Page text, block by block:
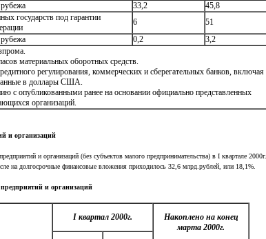
33,2
45,8
государств под гарантии
6
51
0,2
3,2
материальных оборотных средств.
регулирования, коммерческих и сберегательных банков, включая
в доллары США.
с опубликованными ранее на основании официально представленных
организаций.
и организаций
и организаций (без субъектов малого предпринимательства) в I квартале 2000г.
на долгосрочные финансовые вложения приходилось 32,6 млрд.рублей, или 18,1%.
и организаций
I квартал 2000г.
Накоплено на конец
марта 2000г.